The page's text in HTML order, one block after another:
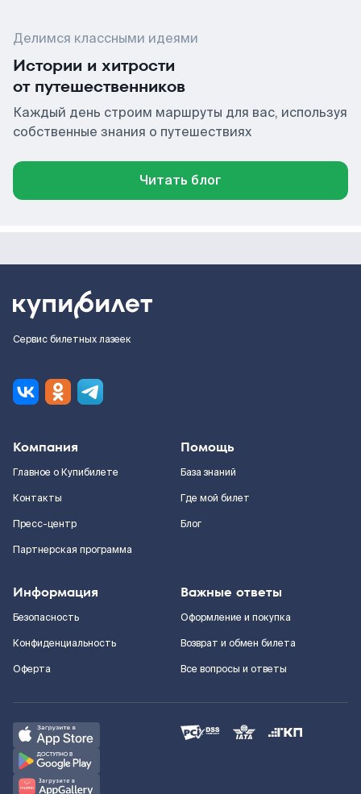
Делимся классными идеями
Истории и хитрости
от путешественников
Каждый день строим маршруты для вас, используя
собственные знания о путешествиях
Читать блог
Сервис билетных лазеек
Компания
Главное о Купибилете
Контакты
Пресс-центр
Партнерская программа
Помощь
База знаний
Где мой билет
Блог
Информация
Безопасность
Конфиденциальность
Оферта
Важные ответы
Оформление и покупка
Возврат и обмен билета
Все вопросы и ответы